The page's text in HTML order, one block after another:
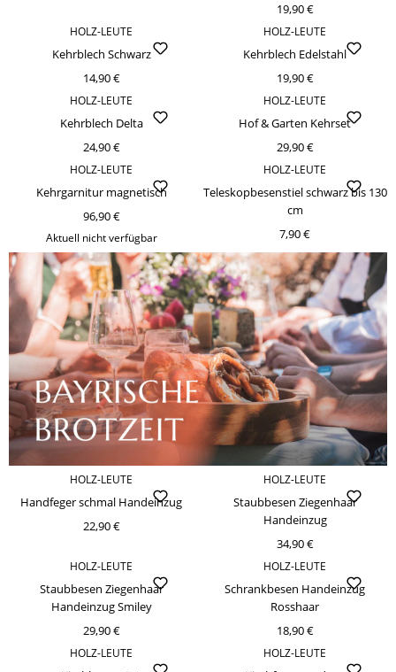
19,90 €
HOLZ-LEUTE
Kehrblech Schwarz
14,90 €
HOLZ-LEUTE
Kehrblech Edelstahl
19,90 €
HOLZ-LEUTE
Kehrblech Delta
24,90 €
HOLZ-LEUTE
Hof & Garten Kehrset
29,90 €
HOLZ-LEUTE
Kehrgarnitur magnetisch
96,90 €
Aktuell nicht verfügbar
HOLZ-LEUTE
Teleskopbesenstiel schwarz bis 130
cm
7,90 €
HOLZ-LEUTE
Handfeger schmal Handeinzug
22,90 €
HOLZ-LEUTE
Staubbesen Ziegenhaar
Handeinzug
34,90 €
HOLZ-LEUTE
Staubbesen Ziegenhaar
Handeinzug Smiley
29,90 €
HOLZ-LEUTE
Schrankbesen Handeinzug
Rosshaar
18,90 €
HOLZ-LEUTE HOLZ-LEUTE